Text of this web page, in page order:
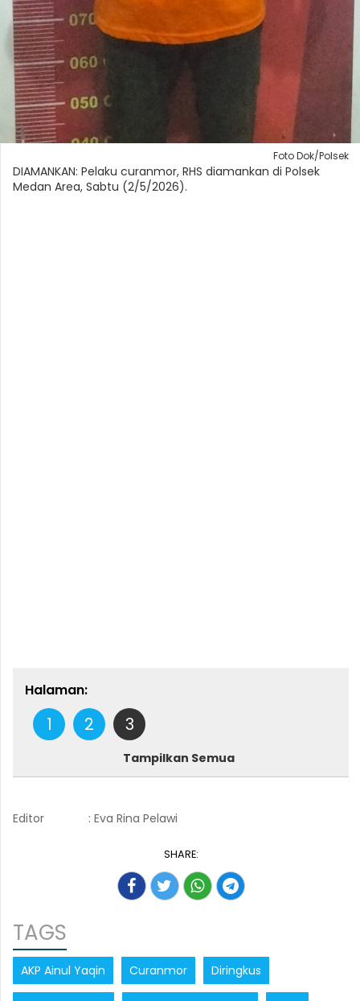
Foto Dok/Polsek
DIAMANKAN: Pelaku curanmor, RHS diamankan di Polsek
Medan Area, Sabtu (2/5/2026).
Halaman:
1 2 3
Tampilkan Semua
Editor : Eva Rina Pelawi
SHARE:
TAGS
AKP Ainul Yaqin Curanmor Diringkus